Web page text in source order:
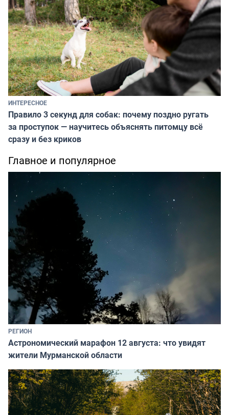
ИНТЕРЕСНОЕ
Правило 3 секунд для собак: почему поздно ругать
за проступок — научитесь объяснять питомцу всё
сразу и без криков
Главное и популярное
РЕГИОН
Астрономический марафон 12 августа: что увидят
жители Мурманской области